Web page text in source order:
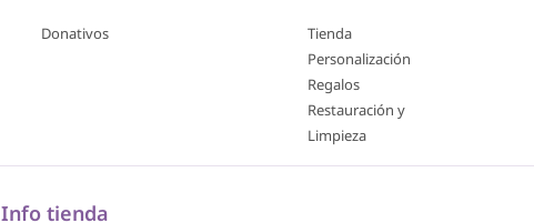
Donativos
Tienda
Personalización
Regalos
Restauración y
Limpieza
Info tienda